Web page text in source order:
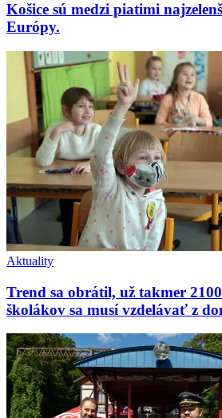
Košice sú medzi piatimi
Európy.
Aktuality
Trend sa obrátil, už takmer
školákov sa musí vzdelávať z